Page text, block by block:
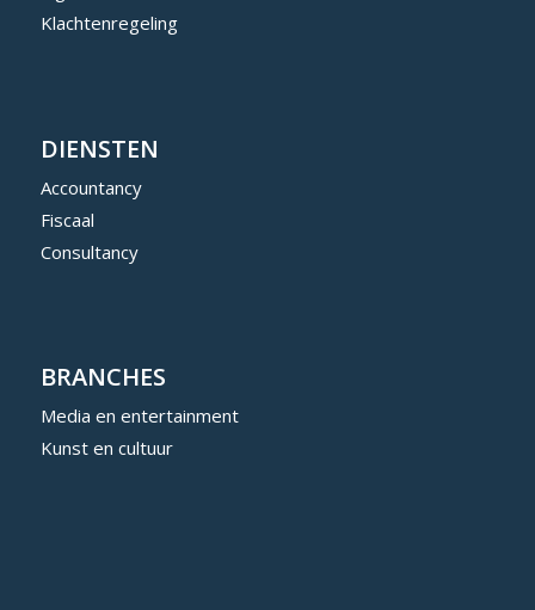
Klachtenregeling
DIENSTEN
Accountancy
Fiscaal
Consultancy
BRANCHES
Media en entertainment
Kunst en cultuur